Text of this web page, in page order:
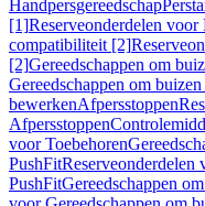
Handpersgereedschap
[1]Reserveonderdelen
compatibiliteit [2]
[2]Gereedschappen om
Gereedschappen om buizen
bewerkenAfpersstoppen
Afpersstoppen
voor Toebehoren
PushFitReserveonderdelen
PushFitGereedschappen